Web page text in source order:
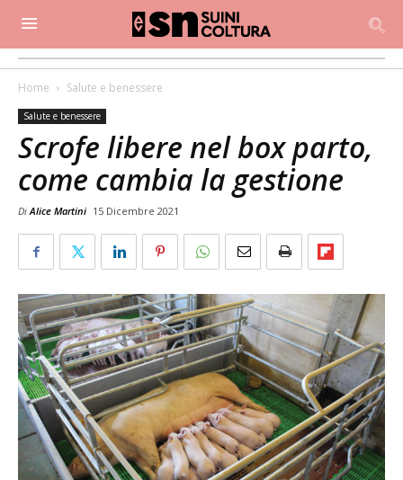
Home Salute e benessere
Salute e benessere
Scrofe libere nel box parto,
come cambia la gestione
DiAlice Martini 15 Dicembre 2021